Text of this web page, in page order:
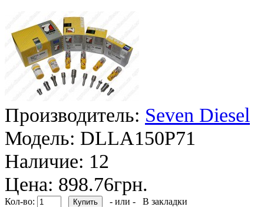
Производитель: Seven Diesel
Модель: DLLA150P71
Наличие: 12
Цена: 898.76грн.
Кол-во: - или -
В закладки